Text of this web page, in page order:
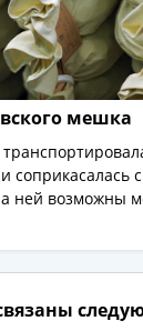
мешка
соприкасалась
ней возможны